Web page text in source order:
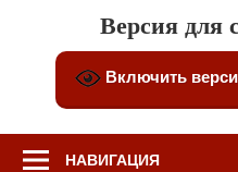
Версия для
Включить
НАВИГАЦИЯ